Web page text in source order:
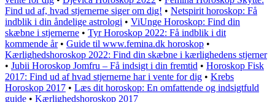
Find ud af, hvad stjernerne siger om dig! • Netspirit horoskop: Få
indblik i din åndelige astrologi • ViUnge Horoskop: Find din
skæbne i stjernerne • Tyr Horoskop 2022: Få indblik i dit
kommende år• Guide til www.femina.dk horoskop •
Kærlighedshoroskop 2022: Find din skæbne i kærlighedens stjerner
• Jubii Horoskop Jomfru – Få indsigt i din fremtid • Horoskop Fisk
2017: Find ud af hvad stjernerne har i vente for dig • Krebs
Horoskop 2017 • Læs dit horoskop: En omfattende og indsigtfuld
guide • Kærlighedshoroskop 2017